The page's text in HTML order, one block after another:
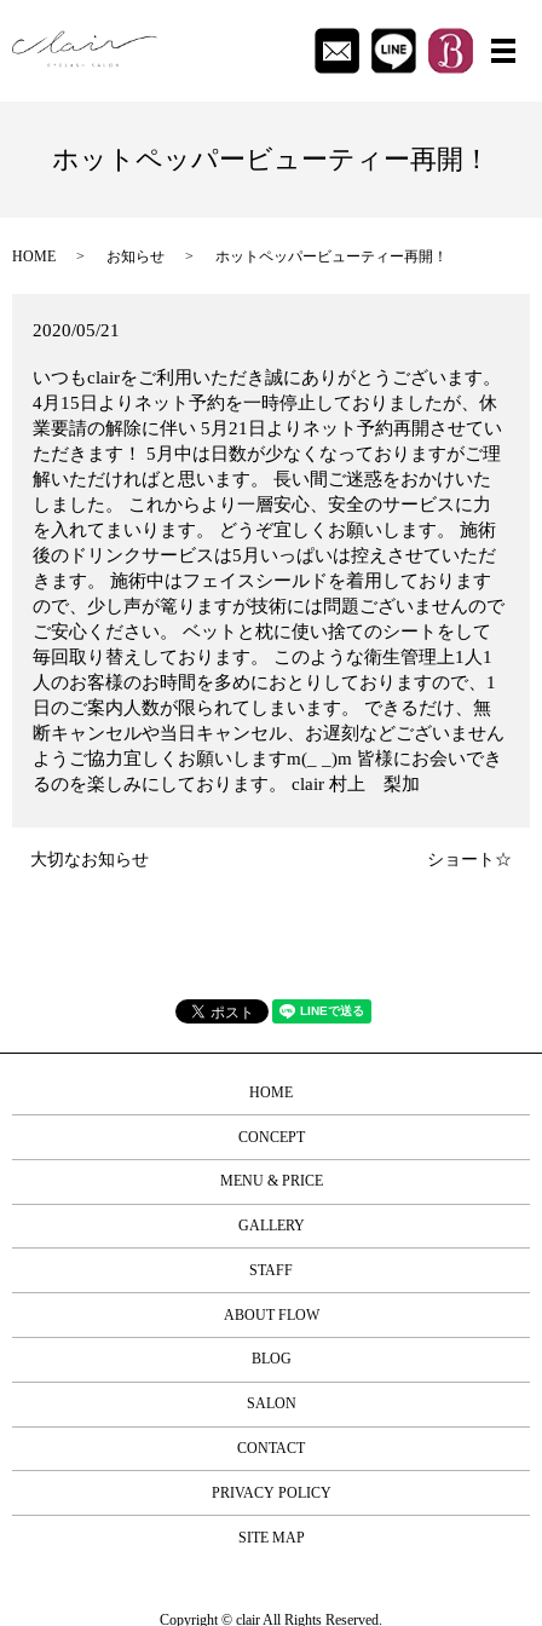
メ
ホットペッパービューティー再開！
HOME お知らせ ホットペッパービューティー再開！
2020/05/21
いつもclairをご利用いただき誠にありがとうございます。
4月15日よりネット予約を一時停止しておりましたが、休
業要請の解除に伴い 5月21日よりネット予約再開させてい
ただきます！ 5月中は日数が少なくなっておりますがご理
解いただければと思います。 長い間ご迷惑をおかけいた
しました。 これからより一層安心、安全のサービスに力
を入れてまいります。 どうぞ宜しくお願いします。 施術
後のドリンクサービスは5月いっぱいは控えさせていただ
きます。 施術中はフェイスシールドを着用しております
ので、少し声が篭りますが技術には問題ございませんので
ご安心ください。 ベットと枕に使い捨てのシートをして
毎回取り替えしております。 このような衛生管理上1人1
人のお客様のお時間を多めにおとりしておりますので、1
日のご案内人数が限られてしまいます。 できるだけ、無
断キャンセルや当日キャンセル、お遅刻などございません
ようご協力宜しくお願いしますm(_ _)m 皆様にお会いでき
るのを楽しみにしております。 clair 村上 梨加
大切なお知らせ ショート☆
HOME
CONCEPT
MENU & PRICE
GALLERY
STAFF
ABOUT FLOW
BLOG
SALON
CONTACT
PRIVACY POLICY
SITE MAP
Copyright © clair All Rights Reserved.